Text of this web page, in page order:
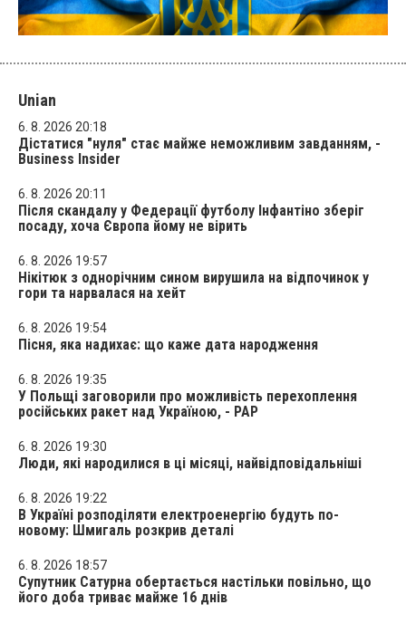
Unian
6. 8. 2026 20:18
Дістатися "нуля" стає майже неможливим завданням, -
Business Insider
6. 8. 2026 20:11
Після скандалу у Федерації футболу Інфантіно зберіг
посаду, хоча Європа йому не вірить
6. 8. 2026 19:57
Нікітюк з однорічним сином вирушила на відпочинок у
гори та нарвалася на хейт
6. 8. 2026 19:54
Пісня, яка надихає: що каже дата народження
6. 8. 2026 19:35
У Польщі заговорили про можливість перехоплення
російських ракет над Україною, - PAP
6. 8. 2026 19:30
Люди, які народилися в ці місяці, найвідповідальніші
6. 8. 2026 19:22
В Україні розподіляти електроенергію будуть по-
новому: Шмигаль розкрив деталі
6. 8. 2026 18:57
Супутник Сатурна обертається настільки повільно, що
його доба триває майже 16 днів